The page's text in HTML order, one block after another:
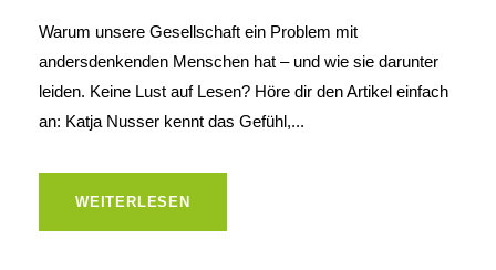
Warum unsere Gesellschaft ein Problem mit
andersdenkenden Menschen hat – und wie sie darunter
leiden. Keine Lust auf Lesen? Höre dir den Artikel einfach
an: Katja Nusser kennt das Gefühl,...
WEITERLESEN